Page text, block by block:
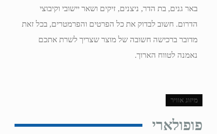
באר גנים, בת הדר, ניצנים, זיקים ושאר יישובי וקיבוצי
הדרום. חשוב לבדוק את כל הפרטים והפרמטרים, בכל זאת
מדובר ברכישה חשובה של מוצר שצריך לשרת אתכם
נאמנה לטווח הארוך.
מיזוג אוויר
פופולארי